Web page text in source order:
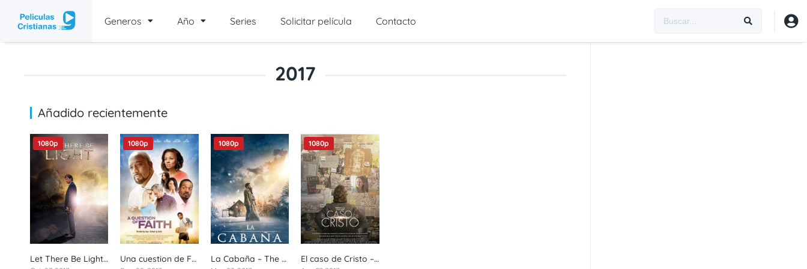
Generos Año Series Solicitar película Contacto
2017
Añadido recientemente
4,8
1080p
Let There Be Light – Que sea la luz (2017) 1080p latino 5.6
1080p
Una cuestion de Fe | A Question Of Faith (2017) 1080p latino 6.3
1080p
La Cabaña – The Shack (2017) 1080p latino 6.2
1080p
El caso de Cristo – The case for Christ (2017) 1080p castellano